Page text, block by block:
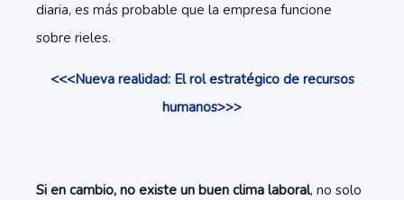
diaria, es más probable que la empresa funcione
sobre rieles.
<<<Nueva realidad: El rol estratégico de recursos
humanos>>>
Si en cambio, no existe un buen clima laboral, no solo